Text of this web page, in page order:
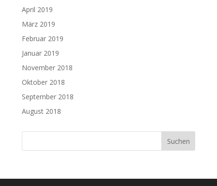
April 2019
März 2019
Februar 2019
Januar 2019
November 2018
Oktober 2018
September 2018
August 2018